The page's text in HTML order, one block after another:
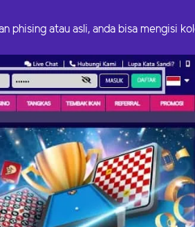
atau asli, anda bisa mengisi